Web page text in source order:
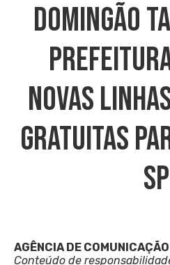
Domingão
Novas
Gratuitas
SP
AGÊNCIA DE COMUNICAÇÃO
Conteúdo de